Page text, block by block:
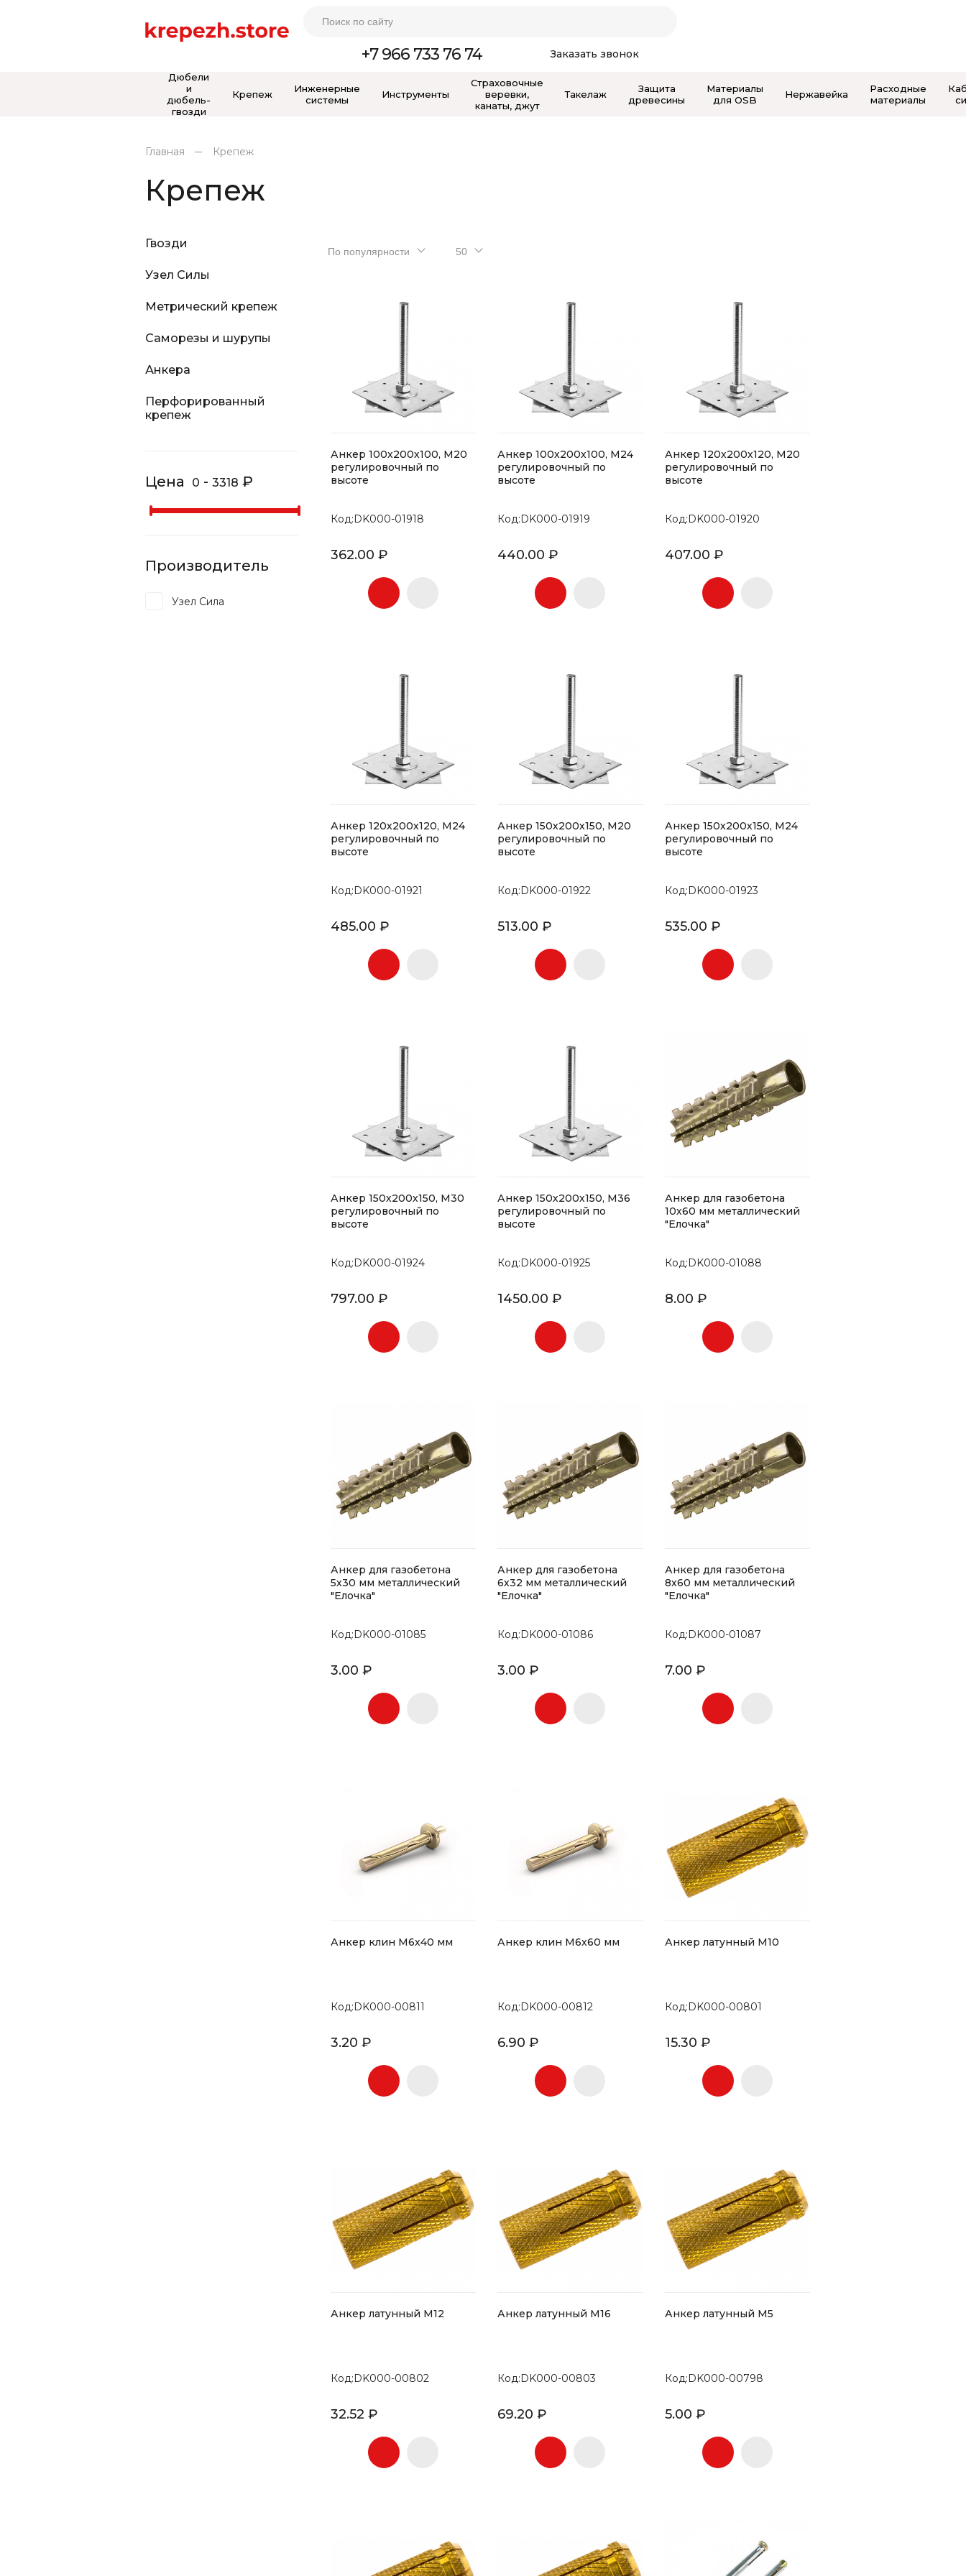
+7 966 733 76 74 Заказать звонок
Дюбели
и
дюбель-
гвозди
Крепеж
Инженерные
системы
Инструменты
Страховочные
веревки,
канаты, джут
Такелаж
Защита
древесины
Материалы
для OSB
Нержавейка
Расходные
материалы
Главная Крепеж
Крепеж
Гвозди
Узел Силы
Метрический крепеж
Саморезы и шурупы
Анкера
Перфорированный
крепеж
Цена 0 - 3318 ₽
Производитель
Узел Сила
По популярности 50
Анкер 100х200х100, М20
регулировочный по
высоте
Код:DK000-01918
362.00 ₽
Анкер 100х200х100, М24
регулировочный по
высоте
Код:DK000-01919
440.00 ₽
Анкер 120х200х120, М20
регулировочный по
высоте
Код:DK000-01920
407.00 ₽
Анкер 120х200х120, М24
регулировочный по
высоте
Код:DK000-01921
485.00 ₽
Анкер 150х200х150, М20
регулировочный по
высоте
Код:DK000-01922
513.00 ₽
Анкер 150х200х150, М24
регулировочный по
высоте
Код:DK000-01923
535.00 ₽
Анкер 150х200х150, М30
регулировочный по
высоте
Код:DK000-01924
797.00 ₽
Анкер 150х200х150, М36
регулировочный по
высоте
Код:DK000-01925
1450.00 ₽
Анкер для газобетона
10х60 мм металлический
"Елочка"
Код:DK000-01088
8.00 ₽
Анкер для газобетона
5х30 мм металлический
"Елочка"
Код:DK000-01085
3.00 ₽
Анкер для газобетона
6х32 мм металлический
"Елочка"
Код:DK000-01086
3.00 ₽
Анкер для газобетона
8х60 мм металлический
"Елочка"
Код:DK000-01087
7.00 ₽
Анкер клин М6х40 мм
Код:DK000-00811
3.20 ₽
Анкер клин М6х60 мм
Код:DK000-00812
6.90 ₽
Анкер латунный М10
Код:DK000-00801
15.30 ₽
Анкер латунный М12
Код:DK000-00802
32.52 ₽
Анкер латунный М16
Код:DK000-00803
69.20 ₽
Анкер латунный М5
Код:DK000-00798
5.00 ₽